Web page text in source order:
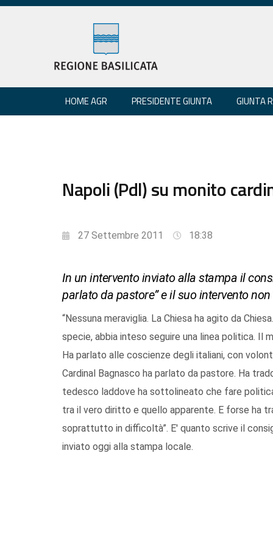
HOME AGR PRESIDENTE GIUNTA GIUNTA
Napoli (Pdl) su monito
27 Settembre 2011 18:38
In un intervento inviato alla stampa il
parlato da pastore” e il suo intervento
“Nessuna meraviglia. La Chiesa ha agito da
specie, abbia inteso seguire una linea politica. Il
Ha parlato alle coscienze degli italiani, con
Cardinal Bagnasco ha parlato da pastore. Ha
tedesco laddove ha sottolineato che fare
tra il vero diritto e quello apparente. E forse ha
soprattutto in difficoltà”. E' quanto scrive il
inviato oggi alla stampa locale.